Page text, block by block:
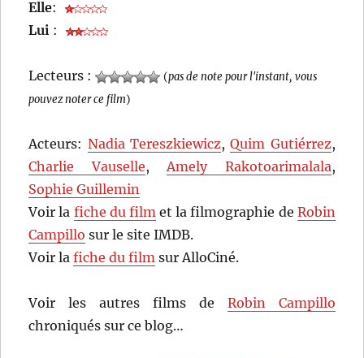
Elle:
Lui :
Lecteurs : (pas de note pour l'instant, vous
pouvez noter ce film)
Acteurs: Nadia Tereszkiewicz,Quim Gutiérrez,
Charlie Vauselle,Amely Rakotoarimalala,
Sophie Guillemin
Voir la fiche du filmet la filmographie de Robin
Campillo sur le site IMDB.
Voir lafiche du film sur AlloCiné.
Voir les autres films de Robin Campillo
chroniqués sur ce blog…